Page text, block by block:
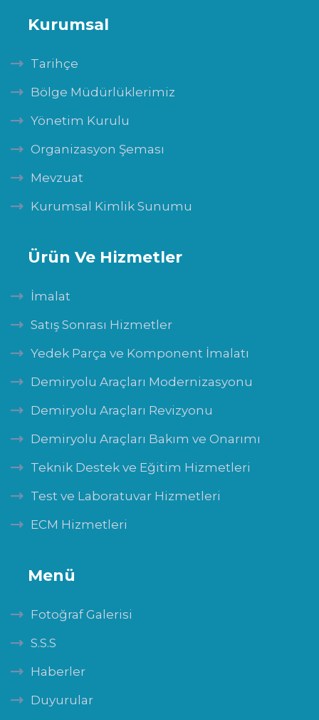
Kurumsal
Tarihçe
Bölge Müdürlüklerimiz
Yönetim Kurulu
Organizasyon Şeması
Mevzuat
Kurumsal Kimlik Sunumu
Ürün Ve Hizmetler
İmalat
Satış Sonrası Hizmetler
Yedek Parça ve Komponent İmalatı
Demiryolu Araçları Modernizasyonu
Demiryolu Araçları Revizyonu
Demiryolu Araçları Bakım ve Onarımı
Teknik Destek ve Eğitim Hizmetleri
Test ve Laboratuvar Hizmetleri
ECM Hizmetleri
Menü
Fotoğraf Galerisi
S.S.S
Haberler
Duyurular